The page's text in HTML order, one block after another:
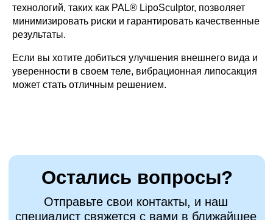
технологий, таких как PAL® LipoSculptor, позволяет
минимизировать риски и гарантировать качественные
результаты.
Если вы хотите добиться улучшения внешнего вида и
уверенности в своем теле, вибрационная липосакция
может стать отличным решением.